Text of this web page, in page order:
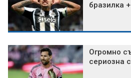
бразилка
Огромно
сериозна